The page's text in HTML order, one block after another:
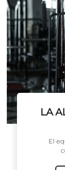
LA
El